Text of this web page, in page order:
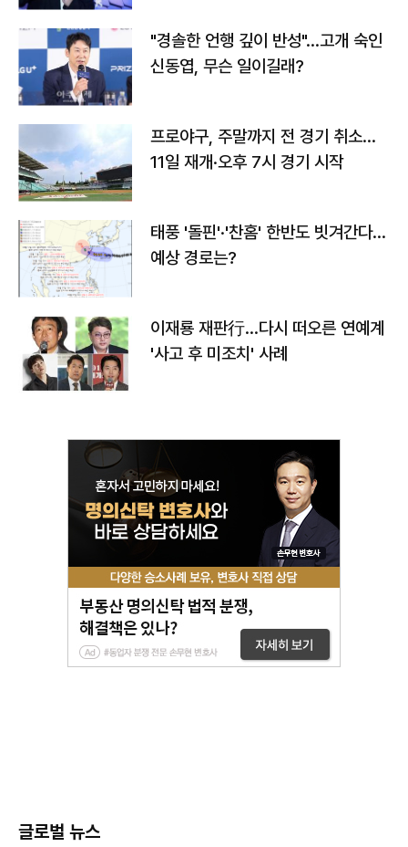
"경솔한 언행 깊이 반성"…고개 숙인
신동엽, 무슨 일이길래?
프로야구, 주말까지 전 경기 취소…
11일 재개·오후 7시 경기 시작
태풍 '돌핀'·'찬홈' 한반도 빗겨간다…
예상 경로는?
이재룡 재판行…다시 떠오른 연예계
'사고 후 미조치' 사례
글로벌 뉴스